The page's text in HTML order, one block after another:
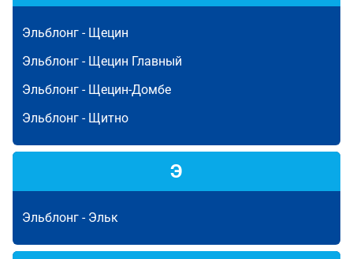
Эльблонг - Щецин
Эльблонг - Щецин Главный
Эльблонг - Щецин-Домбе
Эльблонг - Щитно
Э
Эльблонг - Эльк